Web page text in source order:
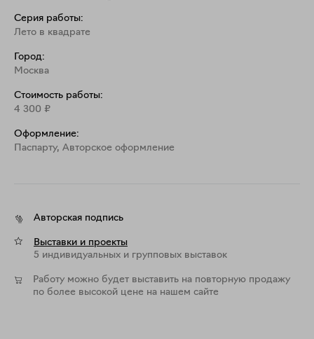
Серия работы:
Лето в квадрате
Город:
Москва
Стоимость работы:
4 300 ₽
Оформление:
Паспарту, Aвторское оформление
Авторская подпись
Выставки и проекты
5 индивидуальных и групповых выставок
Работу можно будет выставить на повторную продажу
по более высокой цене на нашем сайте